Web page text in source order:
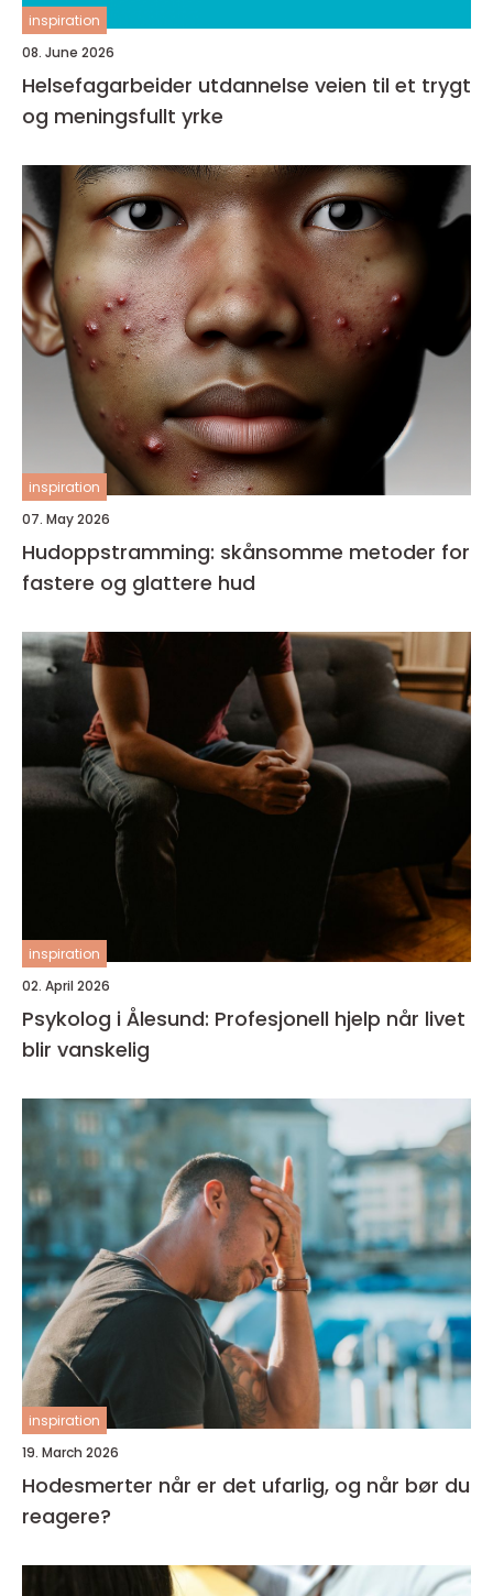
inspiration
08. June 2026
Helsefagarbeider utdannelse veien til et trygt
og meningsfullt yrke
inspiration
07. May 2026
Hudoppstramming: skånsomme metoder for
fastere og glattere hud
inspiration
02. April 2026
Psykolog i Ålesund: Profesjonell hjelp når livet
blir vanskelig
inspiration
19. March 2026
Hodesmerter når er det ufarlig, og når bør du
reagere?